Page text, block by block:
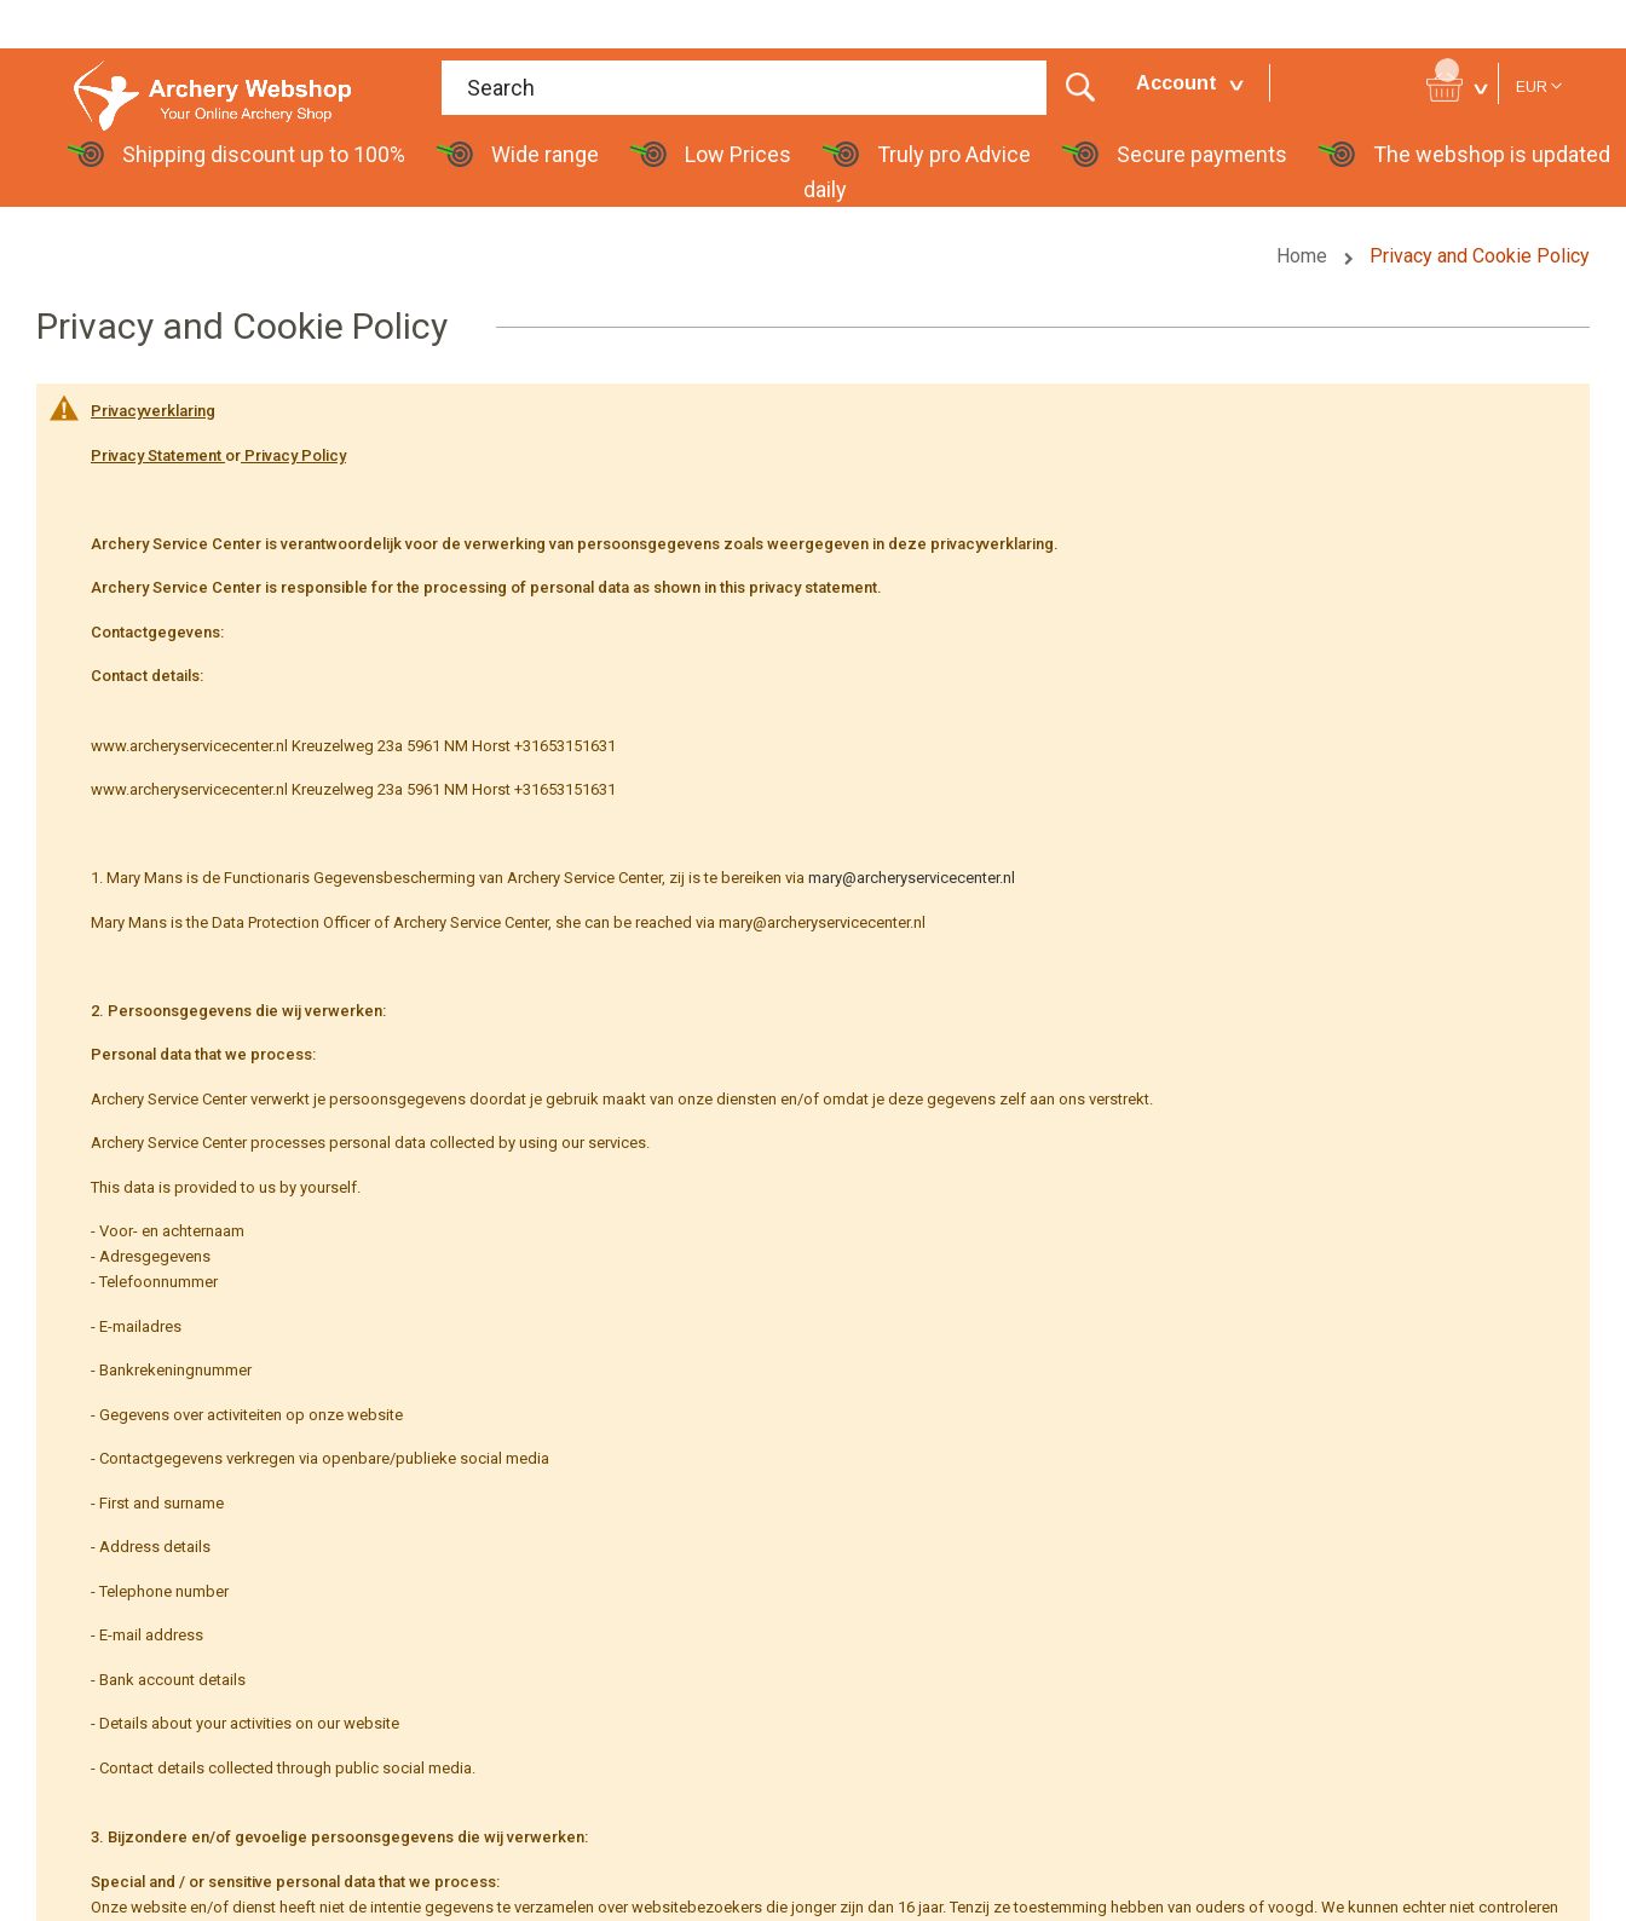
Currency
EUR
Account
Shipping discount up to 100% Wide range Low Prices Truly pro Advice Secure payments
The webshop is updated
daily
Home Privacy and Cookie Policy
Privacy and Cookie Policy
Privacyverklaring
Privacy Statement or Privacy Policy
Archery Service Center is verantwoordelijk voor de verwerking van persoonsgegevens zoals weergegeven in deze privacyverklaring.
Archery Service Center is responsible for the processing of personal data as shown in this privacy statement.
Contactgegevens:
Contact details:
www.archeryservicecenter.nl Kreuzelweg 23a 5961 NM Horst +31653151631
www.archeryservicecenter.nl Kreuzelweg 23a 5961 NM Horst +31653151631
1. Mary Mans is de Functionaris Gegevensbescherming van Archery Service Center, zij is te bereiken via mary@archeryservicecenter.nl
Mary Mans is the Data Protection Officer of Archery Service Center, she can be reached via mary@archeryservicecenter.nl
2. Persoonsgegevens die wij verwerken:
Personal data that we process:
Archery Service Center verwerkt je persoonsgegevens doordat je gebruik maakt van onze diensten en/of omdat je deze gegevens zelf aan ons verstrekt.
Archery Service Center processes personal data collected by using our services.
This data is provided to us by yourself.
- Voor- en achternaam
- Adresgegevens
- Telefoonnummer
- E-mailadres
- Bankrekeningnummer
- Gegevens over activiteiten op onze website
- Contactgegevens verkregen via openbare/publieke social media
- First and surname
- Address details
- Telephone number
- E-mail address
- Bank account details
- Details about your activities on our website
- Contact details collected through public social media.
3. Bijzondere en/of gevoelige persoonsgegevens die wij verwerken:
Special and / or sensitive personal data that we process:
Onze website en/of dienst heeft niet de intentie gegevens te verzamelen over websitebezoekers die jonger zijn dan 16 jaar. Tenzij ze toestemming hebben van ouders of voogd. We kunnen echter niet controleren